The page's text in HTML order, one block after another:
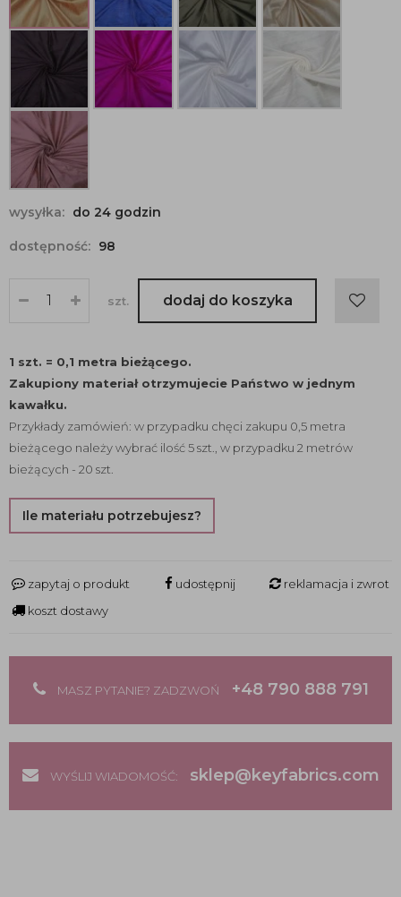
wysyłka: do 24 godzin
dostępność: 98
szt. dodaj do koszyka
1 szt. = 0,1 metra bieżącego.
Zakupiony materiał otrzymujecie Państwo w jednym
kawałku.
Przykłady zamówień: w przypadku chęci zakupu 0,5 metra
bieżącego należy wybrać ilość 5 szt., w przypadku 2 metrów
bieżących - 20 szt.
Ile materiału potrzebujesz?
zapytaj o produkt udostępnij
reklamacja i zwrot
koszt dostawy
MASZ PYTANIE? ZADZWOŃ +48 790 888 791
WYŚLIJ WIADOMOŚĆ: sklep@keyfabrics.com